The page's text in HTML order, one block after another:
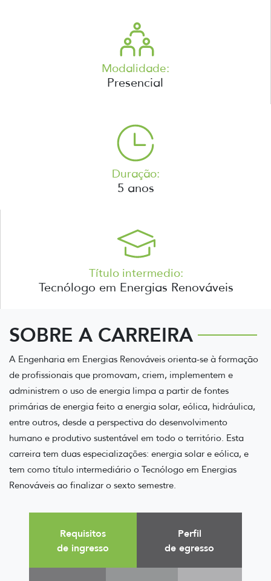
Modalidade:
Presencial
Duração:
5 anos
Título intermedio:
Tecnólogo em Energias Renováveis
SOBRE A CARREIRA
A Engenharia em Energias Renováveis orienta-se à formação
de profissionais que promovam, criem, implementem e
administrem o uso de energia limpa a partir de fontes
primárias de energia feito a energia solar, eólica, hidráulica,
entre outros, desde a perspectiva do desenvolvimento
humano e produtivo sustentável em todo o território. Esta
carreira tem duas especializações: energia solar e eólica, e
tem como título intermediário o Tecnólogo em Energias
Renováveis ao finalizar o sexto semestre.
Requisitos
de ingresso
Perfil
de egresso